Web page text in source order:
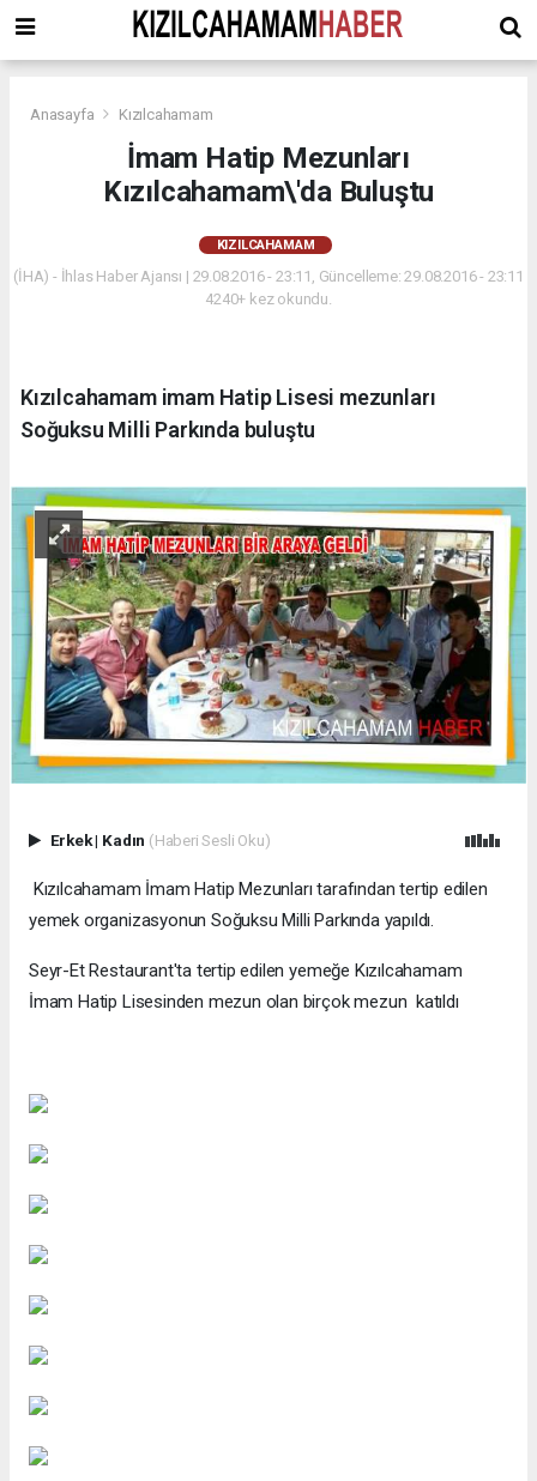
Anasayfa Kızılcahamam
İmam Hatip Mezunları
Kızılcahamam\'da Buluştu
KIZILCAHAMAM
(İHA) - İhlas Haber Ajansı | 29.08.2016 - 23:11, Güncelleme: 29.08.2016 - 23:11
4240+ kez okundu.
Kızılcahamam imam Hatip Lisesi mezunları
Soğuksu Milli Parkında buluştu
Erkek| Kadın (Haberi Sesli Oku)
Kızılcahamam İmam Hatip Mezunları tarafından tertip edilen
yemek organizasyonun Soğuksu Milli Parkında yapıldı.
Seyr-Et Restaurant'ta tertip edilen yemeğe Kızılcahamam
İmam Hatip Lisesinden mezun olan birçok mezun katıldı